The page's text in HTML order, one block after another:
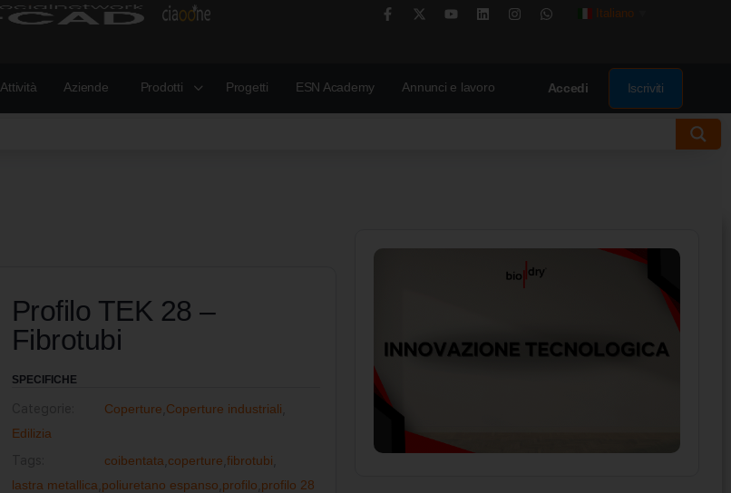
Italiano
Attività Aziende Prodotti Progetti ESN Academy Annunci e lavoro Accedi Iscriviti
Profilo TEK 28 –
Fibrotubi
SPECIFICHE
Coperture Coperture industriali
Edilizia
coibentata coperture fibrotubi
lastra metallica poliuretano espanso profilo profilo 28